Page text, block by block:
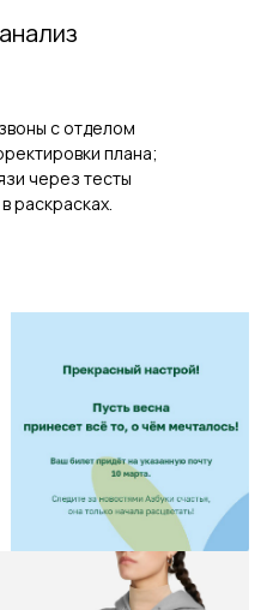
с отделом
плана;
через тесты
раскрасках.